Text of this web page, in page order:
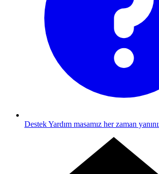
DestekYardım masamız her zaman